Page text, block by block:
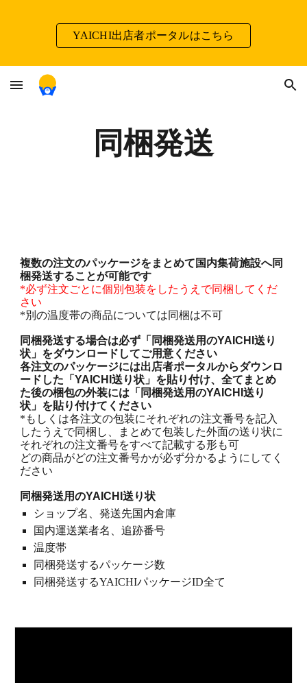
Skip to main content Skip to navigation
YAICHI出店者ポータルはこちら
同梱発送
複数の注文のパッケージをまとめて国内集荷施設へ同
梱発送することが可能です
*必ず注文ごとに個別包装をしたうえで同梱してくだ
さい
*別の温度帯の商品については同梱は不可
同梱発送する場合は必ず「同梱発送用のYAICHI送り
状」をダウンロードしてご用意ください
各注文のパッケージには出店者ポータルからダウンロ
ードした「YAICHI送り状」を貼り付け、全てまとめ
た後の梱包の外装には「同梱発送用のYAICHI送り
状」を貼り付けてください
*もしくは各注文の包装にそれぞれの注文番号を記入
したうえで同梱し、まとめて包装した外面の送り状に
それぞれの注文番号をすべて記載する形も可
どの商品がどの注文番号かが必ず分かるようにしてく
ださい
同梱発送用のYAICHI送り状
ショップ名、発送先国内倉庫
国内運送業者名、追跡番号
温度帯
同梱発送するパッケージ数
同梱発送するYAICHIパッケージID全て